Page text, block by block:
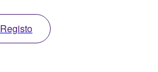
Registo